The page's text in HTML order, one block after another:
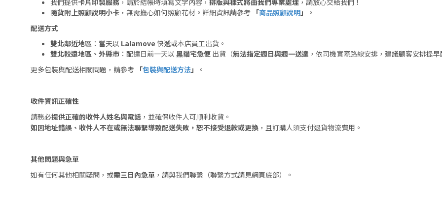
隨貨附上照顧說明小卡 ，無需擔心如何照顧花材。詳細資訊請參考 「商品照顧說明」
。
配送方式
雙北鄰近地區 ：當天以 Lalamove 快遞或本店員工出貨。
雙北較遠地區、外縣市 ：配達日前一天以 黑貓宅急便 出貨（無法指定週日與週一送達 ，依司機實際路線安排，建議顧客安排提
更多包裝與配送相關問題，請參考 「包裝與配送方法」 。
收件資訊正確性
請務必提供正確的收件人姓名與電話 ，並確保收件人可順利收貨。
如因地址錯誤、收件人不在或無法聯繫導致配送失敗，恕不接受退款或更換 ，且訂購人須支付退貨物流費用。
其他問題與急單
如有任何其他相關疑問，或需三日內急單 ，請與我們聯繫（聯繫方式請見網頁底部）。